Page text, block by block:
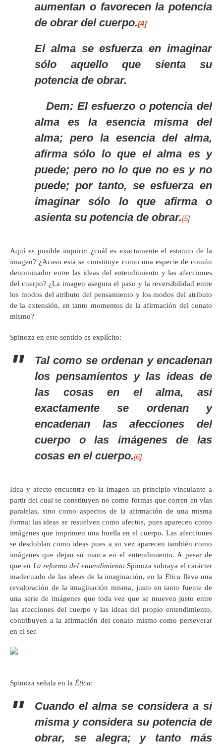
aumentan o favorecen la potencia
de obrar del cuerpo.[4]
El alma se esfuerza en imaginar
sólo aquello que sienta su
potencia de obrar.
Dem: El esfuerzo o potencia del
alma es la esencia misma del
alma; pero la esencia del alma,
afirma sólo lo que el alma es y
puede; pero no lo que no es y no
puede; por tanto, se esfuerza en
imaginar sólo lo que afirma o
asienta su potencia de obrar.[5]
Aquí es posible inquirir: ¿cuál es exactamente el estatuto de la
imagen? ¿Acaso esta se constituye como una especie de común
denominador entre las ideas del entendimiento y las afecciones
del cuerpo? ¿La imagen asegura el paso y la reversibilidad entre
los modos del atributo del pensamiento y los modos del atributo
de la extensión, en tanto momentos de la afirmación del conato
mismo?
Spinoza en este sentido es explícito:
Tal como se ordenan y encadenan
los pensamientos y las ideas de
las cosas en el alma, así
exactamente se ordenan y
encadenan las afecciones del
cuerpo o las imágenes de las
cosas en el cuerpo.[6]
Idea y afecto encuentra en la imagen un principio vinculante a
partir del cual se constituyen no como formas que corren en vías
paralelas, sino como aspectos de la afirmación de una misma
forma: las ideas se resuelven como afectos, pues aparecen como
imágenes que imprimen una huella en el cuerpo. Las afecciones
se desdoblan como ideas pues a su vez aparecen también como
imágenes que dejan su marca en el entendimiento. A pesar de
que en La reforma del entendimiento Spinoza subraya el carácter
inadecuado de las ideas de la imaginación, en laÉtica lleva una
revaloración de la imaginación misma, justo en tanto fuente de
una serie de imágenes que toda vez que se mueven justo entre
las afecciones del cuerpo y las ideas del propio entendimiento,
contribuyen a la afirmación del conato mismo como perseverar
en el ser.
Spinoza señala en la Ética:
Cuando el alma se considera a sí
misma y considera su potencia de
obrar, se alegra; y tanto más